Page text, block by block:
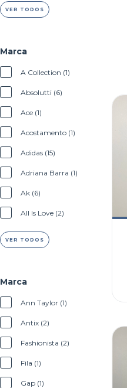
VER TODOS
Marca
A Collection (1)
Absolutti (6)
Ace (1)
Acostamento (1)
Adidas (15)
Adriana Barra (1)
Ak (6)
All Is Love (2)
VER TODOS
Marca
Ann Taylor (1)
Antix (2)
Fashionista (2)
Fila (1)
Gap (1)